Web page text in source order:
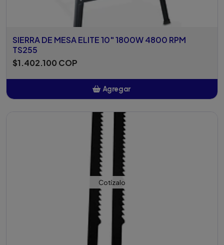
SIERRA DE MESA ELITE 10" 1800W 4800 RPM
TS255
$1.402.100 COP
Agregar
Cotízalo